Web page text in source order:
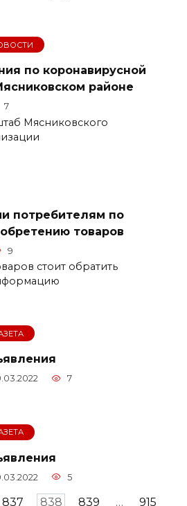
по коронавирусной
районе
7
Мясниковского
потребителям по
товаров
9
стоит обратить
7
5
837 838 839 … 915